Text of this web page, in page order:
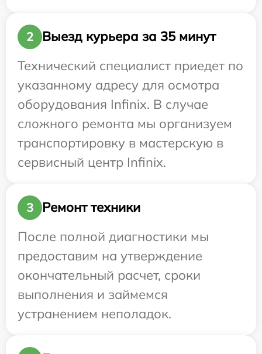
2
Выезд курьера за 35 минут
Технический специалист приедет по
указанному адресу для осмотра
оборудования Infinix. В случае
сложного ремонта мы организуем
транспортировку в мастерскую в
сервисный центр Infinix.
3
Ремонт техники
После полной диагностики мы
предоставим на утверждение
окончательный расчет, сроки
выполнения и займемся
устранением неполадок.